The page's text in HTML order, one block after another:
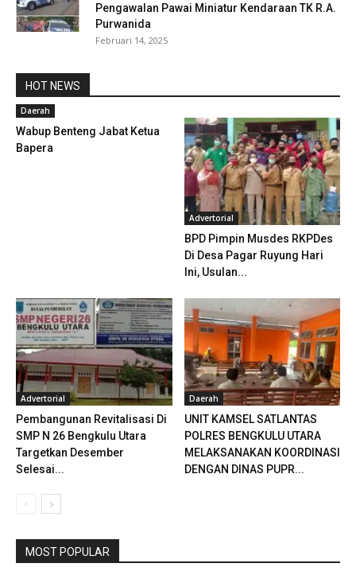
Pengawalan Pawai Miniatur Kendaraan TK R.A.
Purwanida
Februari 14, 2025
HOT NEWS
Daerah
Wabup Benteng Jabat Ketua
Bapera
Advertorial
BPD Pimpin Musdes RKPDes
Di Desa Pagar Ruyung Hari
Ini, Usulan...
Advertorial
Pembangunan Revitalisasi Di
SMP N 26 Bengkulu Utara
Targetkan Desember
Selesai...
Daerah
UNIT KAMSEL SATLANTAS
POLRES BENGKULU UTARA
MELAKSANAKAN KOORDINASI
DENGAN DINAS PUPR...
MOST POPULAR